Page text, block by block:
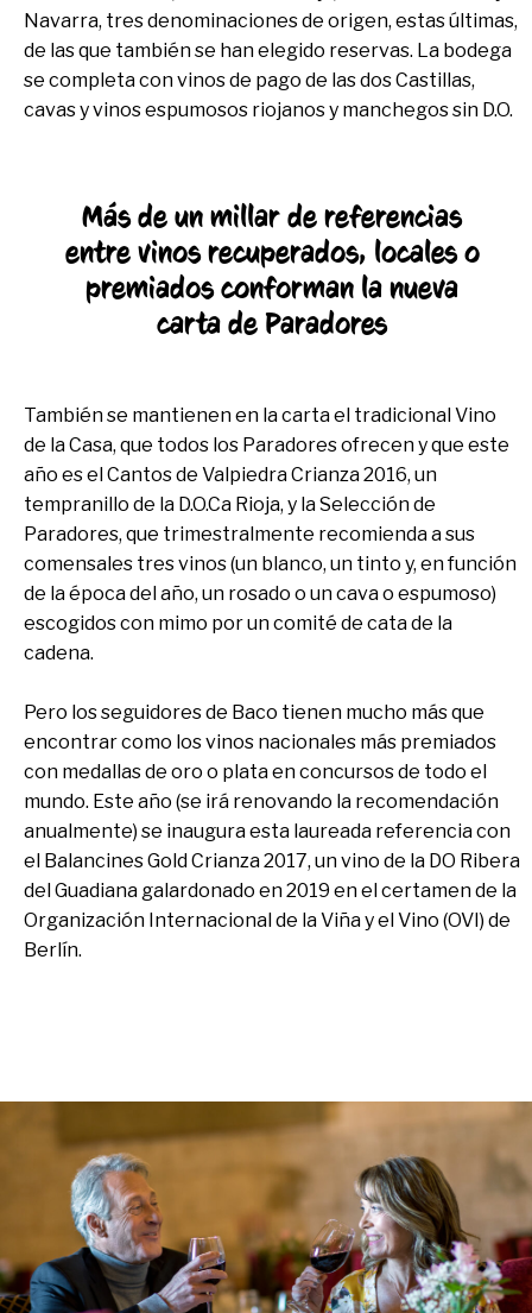
Navarra, tres denominaciones de origen, estas últimas,
de las que también se han elegido reservas. La bodega
se completa con vinos de pago de las dos Castillas,
cavas y vinos espumosos riojanos y manchegos sin D.O.
Más de un millar de referencias
entre vinos recuperados, locales o
premiados conforman la nueva
carta de Paradores
También se mantienen en la carta el tradicional Vino
de la Casa, que todos los Paradores ofrecen y que este
año es el Cantos de Valpiedra Crianza 2016, un
tempranillo de la D.O.Ca Rioja, y la Selección de
Paradores, que trimestralmente recomienda a sus
comensales tres vinos (un blanco, un tinto y, en función
de la época del año, un rosado o un cava o espumoso)
escogidos con mimo por un comité de cata de la
cadena.
Pero los seguidores de Baco tienen mucho más que
encontrar como los vinos nacionales más premiados
con medallas de oro o plata en concursos de todo el
mundo. Este año (se irá renovando la recomendación
anualmente) se inaugura esta laureada referencia con
el Balancines Gold Crianza 2017, un vino de la DO Ribera
del Guadiana galardonado en 2019 en el certamen de la
Organización Internacional de la Viña y el Vino (OVI) de
Berlín.